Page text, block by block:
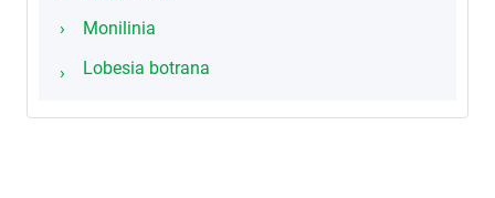
Monilinia
Lobesia botrana